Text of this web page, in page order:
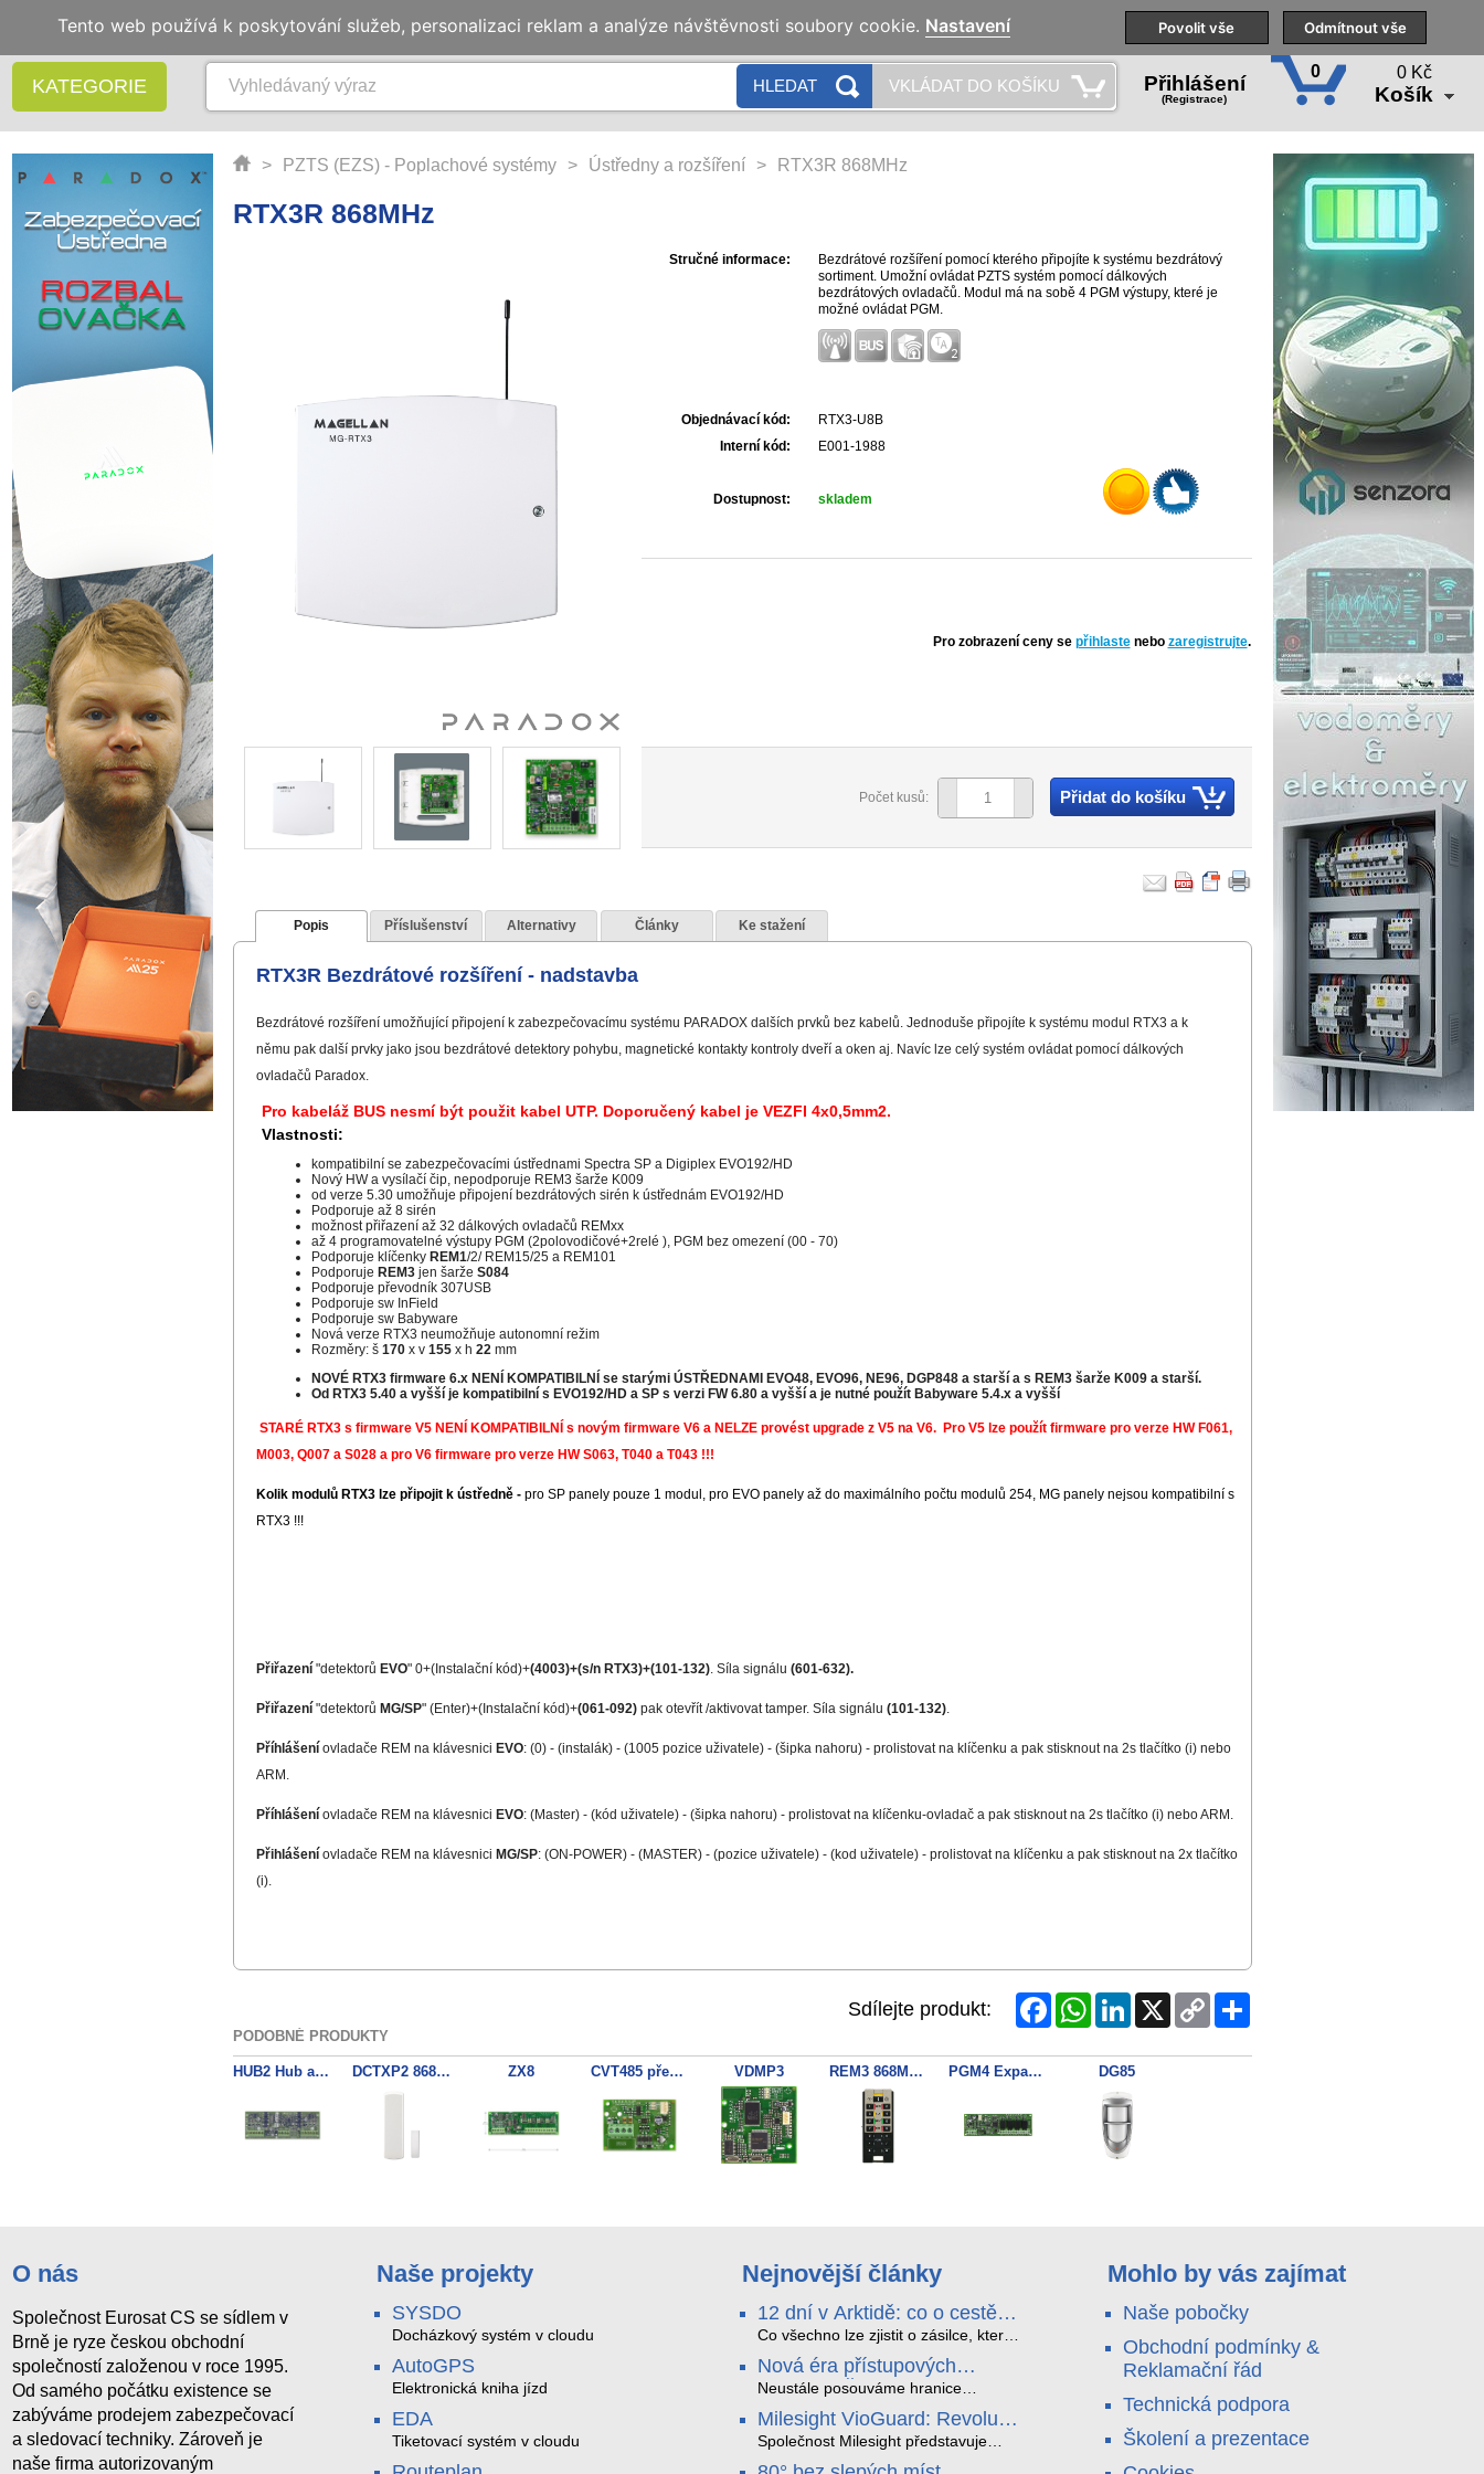
Naše pobočky Technická podpora Školení
KATEGORIE HLEDAT VKLÁDAT DO KOŠÍKU Přihlášení
(Registrace)
0 0 Kč
Košík
> PZTS (EZS) - Poplachové systémy > Ústředny a rozšíření > RTX3R 868MHz
RTX3R 868MHz
Stručné informace:
Bezdrátové rozšíření pomocí kterého připojíte k systému bezdrátový
sortiment. Umožní ovládat PZTS systém pomocí dálkových
bezdrátových ovladačů. Modul má na sobě 4 PGM výstupy, které je
možné ovládat PGM.
Objednávací kód:
RTX3-U8B
Interní kód:
E001-1988
Dostupnost: skladem
Pro zobrazení ceny se přihlaste nebo zaregistrujte.
Počet kusů: Přidat do košíku
Popis Příslušenství Alternativy Články Ke stažení
RTX3R Bezdrátové rozšíření - nadstavba
Bezdrátové rozšíření umožňující připojení k zabezpečovacímu systému PARADOX dalších prvků bez kabelů. Jednoduše připojíte k systému modul RTX3 a k
němu pak další prvky jako jsou bezdrátové detektory pohybu, magnetické kontakty kontroly dveří a oken aj. Navíc lze celý systém ovládat pomocí dálkových
ovladačů Paradox.
Pro kabeláž BUS nesmí být použit kabel UTP. Doporučený kabel je VEZFI 4x0,5mm2.
Vlastnosti:
kompatibilní se zabezpečovacími ústřednami Spectra SP a Digiplex EVO192/HD
Nový HW a vysílačí čip, nepodporuje REM3 šarže K009
od verze 5.30 umožňuje připojení bezdrátových sirén k ústřednám EVO192/HD
Podporuje až 8 sirén
možnost přiřazení až 32 dálkových ovladačů REMxx
až 4 programovatelné výstupy PGM (2polovodičové+2relé ), PGM bez omezení (00 - 70)
Podporuje klíčenky REM1/2/ REM15/25 a REM101
Podporuje REM3jen šarže S084
Podporuje převodník 307USB
Podporuje sw InField
Podporuje sw Babyware
Nová verze RTX3 neumožňuje autonomní režim
Rozměry: š 170x v 155x h 22 mm
NOVÉ RTX3 firmware 6.x NENÍ KOMPATIBILNÍ se starými ÚSTŘEDNAMI EVO48, EVO96, NE96, DGP848 a starší a s REM3 šarže K009 a starší.
Od RTX3 5.40 a vyšší je kompatibilní s EVO192/HD a SP s verzi FW 6.80 a vyšší a je nutné použít Babyware 5.4.x a vyšší
STARÉ RTX3 s firmware V5 NENÍ KOMPATIBILNÍ s novým firmware V6 a NELZE provést upgrade z V5 na V6. Pro V5 lze použít firmware pro verze HW F061,
M003, Q007 a S028 a pro V6 firmware pro verze HW S063, T040 a T043 !!!
Kolik modulů RTX3 lze připojit k ústředně -pro SP panely pouze 1 modul, pro EVO panely až do maximálního počtu modulů 254, MG panely nejsou kompatibilní s
RTX3 !!!
Přiřazení"detektorů EVO" 0+(Instalační kód)+(4003)+(s/n RTX3)+(101-132). Síla signálu (601-632).
Přiřazení"detektorů MG/SP" (Enter)+(Instalační kód)+(061-092)pak otevřít /aktivovat tamper. Síla signálu (101-132).
Příhlášeníovladače REM na klávesnici EVO: (0) - (instalák) - (1005 pozice uživatele) - (šipka nahoru) - prolistovat na klíčenku a pak stisknout na 2s tlačítko (i) nebo
ARM.
Příhlášeníovladače REM na klávesnici EVO: (Master) - (kód uživatele) - (šipka nahoru) - prolistovat na klíčenku-ovladač a pak stisknout na 2s tlačítko (i) nebo ARM.
Přihlášeníovladače REM na klávesnici MG/SP: (ON-POWER) - (MASTER) - (pozice uživatele) - (kod uživatele) - prolistovat na klíčenku a pak stisknout na 2x tlačítko
(i).
Sdílejte produkt: FacebookWhatsAppLinkedIn
X
Copy
Link
Share
PODOBNÉ PRODUKTY
HUB2 Hub and Bus Isolator DCTXP2 868MHz 2zon. kontakt ZX8 CVT485 převodník RS485-PCS100 VDMP3 REM3 868MHz RF ovladač PGM4 Expander výstupů DG85
O nás
Společnost Eurosat CS se sídlem v
Brně je ryze českou obchodní
společností založenou v roce 1995.
Od samého počátku existence se
zabýváme prodejem zabezpečovací
a sledovací techniky. Zároveň je
naše firma autorizovaným
Naše projekty
SYSDO
Docházkový systém v cloudu
AutoGPS
Elektronická kniha jízd
EDA
Tiketovací systém v cloudu
Nejnovější články
12 dní v Arktidě: co o cestě
na Nordkapp řekla data ze
SMARTBOX 2 MAX
Co všechno lze zjistit o zásilce, která
SMARTBOX 2 MAX jsme vzali na
trasu z Tromsø přes Lofoty, Kirunu a
jediného dobití, v mrazu až −13 °C a
mimo stabilní mobilní signál
Nová éra přístupových
systémů: Čtečky HID Signo
Neustále posouváme hranice
bychom Vám proto představili naši
nejnovější nabídku v oblasti kontroly
Milesight VioGuard: Revoluce
v inteligentní detekci
dopravních přestupků
Společnost Milesight představuje
Mohlo by vás zajímat
Naše pobočky
Obchodní podmínky &
Reklamační řád
Technická podpora
Školení a prezentace
Tento web používá k poskytování služeb, personalizaci reklam a analýze návštěvnosti soubory cookie. Nastavení Povolit vše Odmítnout vše